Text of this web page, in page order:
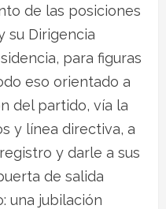
de las posiciones
su Dirigencia
para figuras
eso orientado a
del partido, vía la
y línea directiva, a
y darle a sus
de salida
una jubilación